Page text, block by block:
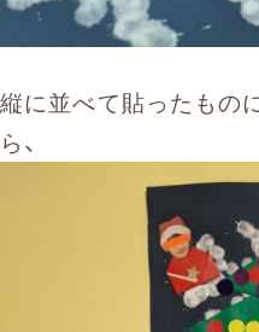
縦に並べて貼ったもの
ら、